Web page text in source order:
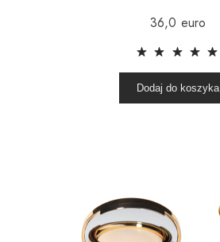
36,0 euro
Dodaj do koszyka